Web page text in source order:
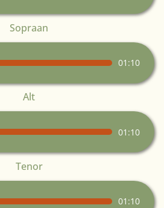
Sopraan
01:10
Alt
01:10
Tenor
01:10